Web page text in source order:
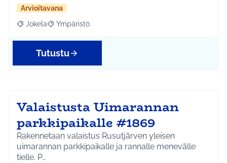
Arvioitavana
Rajaa tulokset aihepiirin mukaan: Jokela
Jokela Rajaa tulokset teeman mukaan: Ympäristö
Ympäristö
Tutustu
Valaistusta Uimarannan
parkkipaikalle #1869
Rakennetaan valaistus Rusutjärven yleisen
uimarannan parkkipaikalle ja rannalle menevälle
tielle. P…